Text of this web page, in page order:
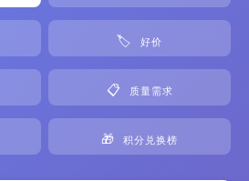
🏷️ 好价
📋 质量需求
🎁 积分兑换榜